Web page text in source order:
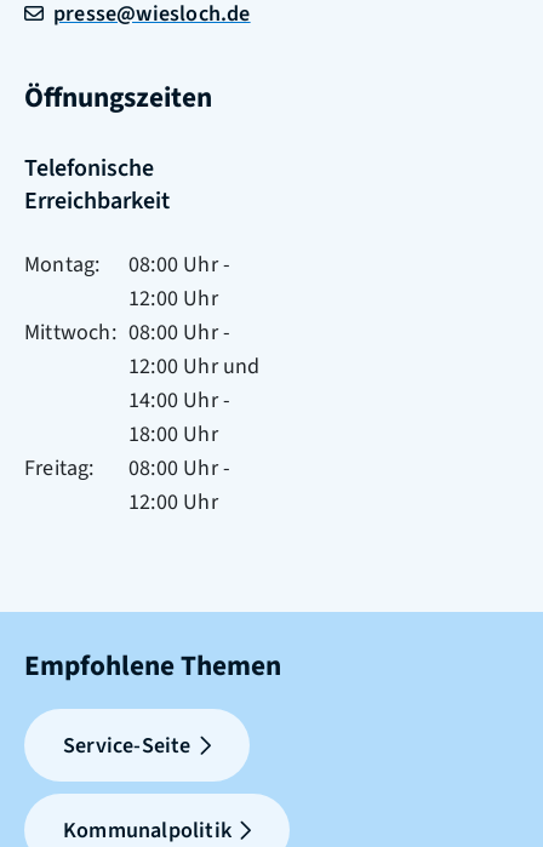
presse@wiesloch.de
Öffnungszeiten
Telefonische
Erreichbarkeit
Montag 08:00 Uhr-
12:00 Uhr
Mittwoch
08:00 Uhr-
12:00 Uhrund
14:00 Uhr-
18:00 Uhr
Freitag
08:00 Uhr-
12:00 Uhr
Empfohlene Themen
Service-Seite
Kommunalpolitik